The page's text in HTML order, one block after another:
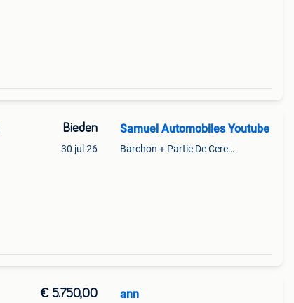
Bieden
30 jul 26
Samuel Automobiles Youtube
Barchon + Partie De Cerexhe - Heuseux, De Evegnee - Tignee
€ 5.750,00 ann